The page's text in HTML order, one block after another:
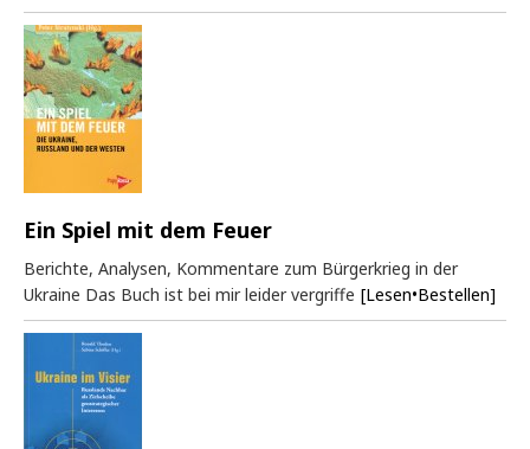
Ein Spiel mit dem Feuer
Berichte, Analysen, Kommentare zum Bürgerkrieg in der
Ukraine Das Buch ist bei mir leider vergriffe [Lesen•Bestellen]